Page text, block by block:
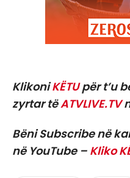
KlikoniKËTUpër t’u
zyrtar tëATVLIVE.TV
Bëni Subscribe në
në YouTube – Kliko